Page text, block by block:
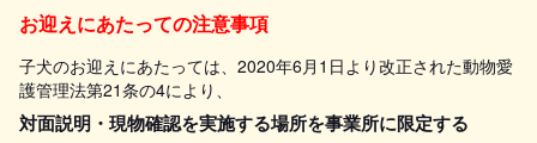
お迎えにあたっての注意事項
子犬のお迎えにあたっては、2020年6月1日より改正された動物愛
護管理法第21条の4により、
対面説明・現物確認を実施する場所を事業所に限定する